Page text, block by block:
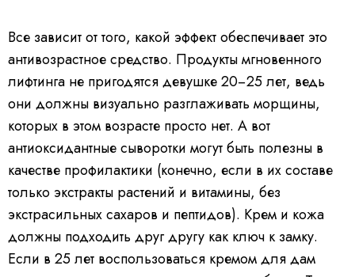
Все зависит от того, какой эффект обеспечивает это
антивозрастное средство. Продукты мгновенного
лифтинга не пригодятся девушке 20−25 лет, ведь
они должны визуально разглаживать морщины,
которых в этом возрасте просто нет. А вот
антиоксидантные сыворотки могут быть полезны в
качестве профилактики (конечно, если в их составе
только экстракты растений и витамины, без
экстрасильных сахаров и пептидов). Крем и кожа
должны подходить друг другу как ключ к замку.
Если в 25 лет воспользоваться кремом для дам